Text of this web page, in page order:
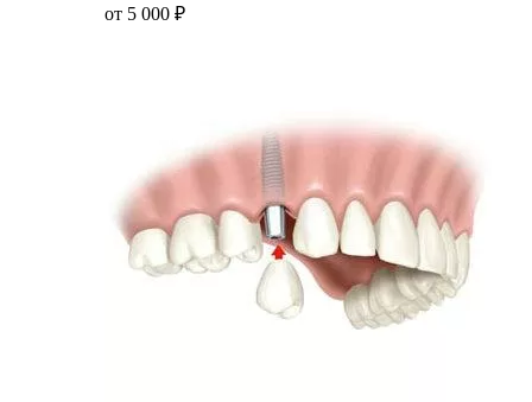
от 5 000 ₽